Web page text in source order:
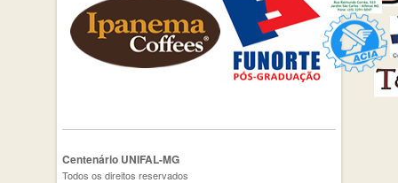
Centenário UNIFAL-MG
Todos os direitos reservados